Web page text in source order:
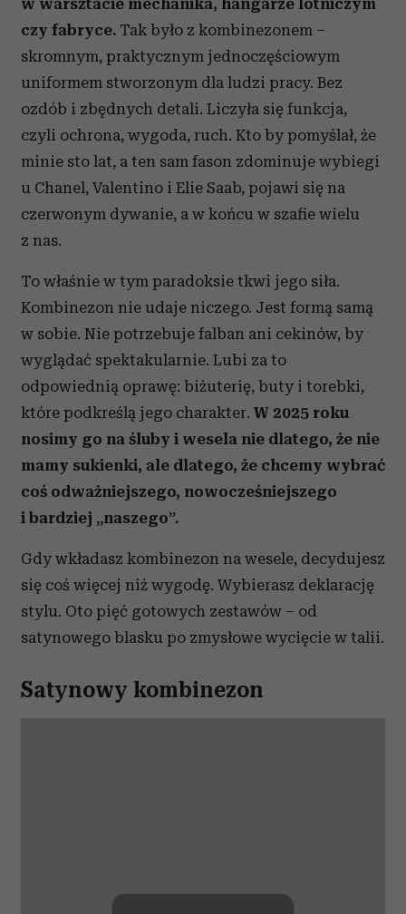
w warsztacie mechanika, hangarze lotniczym
czy fabryce. Tak było z kombinezonem –
skromnym, praktycznym jednoczęściowym
uniformem stworzonym dla ludzi pracy. Bez
ozdób i zbędnych detali. Liczyła się funkcja,
czyli ochrona, wygoda, ruch. Kto by pomyślał, że
minie sto lat, a ten sam fason zdominuje wybiegi
u Chanel, Valentino i Elie Saab, pojawi się na
czerwonym dywanie, a w końcu w szafie wielu
z nas.
To właśnie w tym paradoksie tkwi jego siła.
Kombinezon nie udaje niczego. Jest formą samą
w sobie. Nie potrzebuje falban ani cekinów, by
wyglądać spektakularnie. Lubi za to
odpowiednią oprawę: biżuterię, buty i torebki,
które podkreślą jego charakter. W 2025 roku
nosimy go na śluby i wesela nie dlatego, że nie
mamy sukienki, ale dlatego, że chcemy wybrać
coś odważniejszego, nowocześniejszego
i bardziej „naszego”.
Gdy wkładasz kombinezon na wesele, decydujesz
się coś więcej niż wygodę. Wybierasz deklarację
stylu. Oto pięć gotowych zestawów – od
satynowego blasku po zmysłowe wycięcie w talii.
Satynowy kombinezon